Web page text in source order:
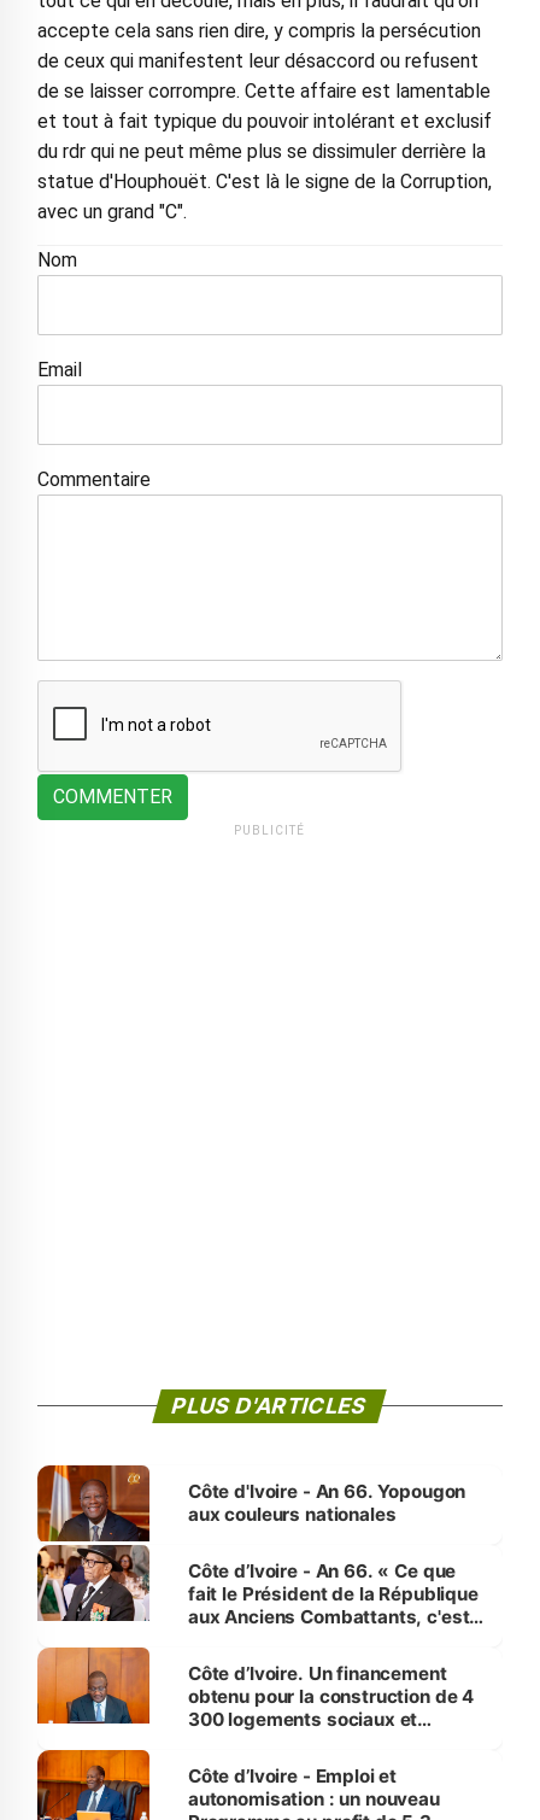
accepte cela sans rien dire, y compris la persécution
de ceux qui manifestent leur désaccord ou refusent
de se laisser corrompre. Cette affaire est lamentable
et tout à fait typique du pouvoir intolérant et exclusif
du rdr qui ne peut même plus se dissimuler derrière la
statue d'Houphouët. C'est là le signe de la Corruption,
avec un grand "C".
Nom
Email
Commentaire
COMMENTER
PUBLICITÉ
PLUS D'ARTICLES
Côte d'Ivoire - An 66. Yopougon
aux couleurs nationales
Côte d’Ivoire - An 66. « Ce que
fait le Président de la République
aux Anciens Combattants, c'est
Côte d’Ivoire. Un financement
obtenu pour la construction de 4
300 logements sociaux et
et Yamoussoukro
Côte d’Ivoire - Emploi et
autonomisation : un nouveau